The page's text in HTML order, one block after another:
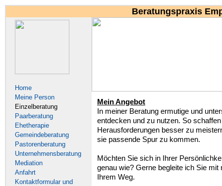
Beratungspraxis
Home
Meine Person
Einzelberatung
Paarberatung
Ehetherapie
Gemeindeberatung
Pastorenberatung
Unternehmensberatung
Mediation
Anfahrt
Kontaktformular und
Mein Angebot
In meiner Beratung ermutige und
entdecken und zu nutzen. So
Herausforderungen besser zu
sie passende Spur zu kommen.
Möchten Sie sich in Ihrer
genau wie? Gerne begleite ich Sie
Ihrem Weg.